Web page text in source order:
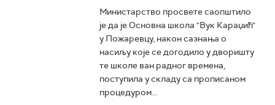
Министарство просвете саопштило
је да је Основна школа "Вук Караџић"
у Пожаревцу, након сазнања о
насиљу које се догодило у дворишту
те школе ван радног времена,
поступила у складу са прописаном
процедуром...